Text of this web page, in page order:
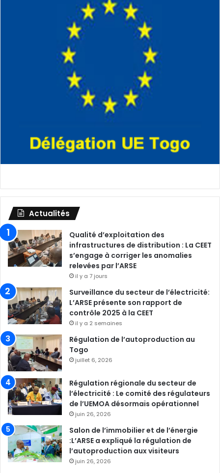
Actualités
Qualité d’exploitation des
infrastructures de distribution : La CEET
s’engage à corriger les anomalies
relevées par l’ARSE
il y a 7 jours
Surveillance du secteur de l’électricité:
L’ARSE présente son rapport de
contrôle 2025 à la CEET
il y a 2 semaines
Régulation de l’autoproduction au
Togo
juillet 6, 2026
Régulation régionale du secteur de
l’électricité : Le comité des régulateurs
de l’UEMOA désormais opérationnel
juin 26, 2026
Salon de l’immobilier et de l’énergie
:L’ARSE a expliqué la régulation de
l’autoproduction aux visiteurs
juin 26, 2026